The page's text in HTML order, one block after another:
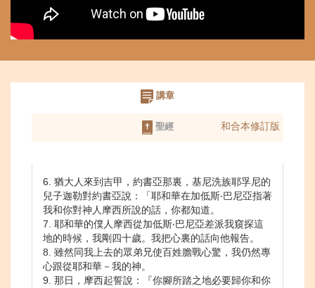
講章
聖經 和合本修訂版
6. 猶大人來到吉甲，約書亞那裏，基尼洗族耶孚尼的
兒子迦勒對約書亞說：「耶和華在加低斯‧巴尼亞指著
我和你對神人摩西所說的話，你都知道。
7. 耶和華的僕人摩西從加低斯‧巴尼亞差派我窺探這
地的時候，我剛四十歲。我把心裏的話向他報告。
8. 雖然同我上去的眾弟兄使百姓膽戰心驚，我仍然專
心跟從耶和華－我的神。
9. 那日，摩西起誓說：『你腳所踏之地必要歸你和你